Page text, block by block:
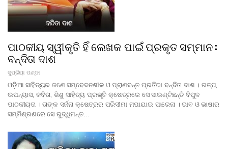
ପାଠକୀୟ ସ୍ୱୀକୃତି ହିଁ ଲେଖକ ପାଇଁ ପ୍ରକୃତ ସମ୍ମାନ :
ବନ୍ଦିତା ଦାଶ
ସୁପ୍ରିୟା ପଣ୍ଡା
ଓଡ଼ିଆ ସାହିତ୍ୟର ଜଣେ ସମ୍ବେଦନଶୀଳ ଓ ପ୍ରାଣବନ୍ତ ପ୍ରତିଭା ବନ୍ଦିତା ଦାଶ । ଗଳ୍ପ,
ଉପନ୍ୟାସ, କବିତା, ଶିଶୁ ସାହିତ୍ୟ ପ୍ରଭୃତି କ୍ଷେତ୍ରରେ ସେ ସାଉଣ୍ଟିଛନ୍ତି ବିପୁଳ
ପାଠକୀୟତା । ତାଙ୍କ ସର୍ଜନା କ୍ଷେତ୍ରର ପରିସୀମା ମପାଯାଇ ପାରେନା । ଭାବ ଓ ଭାଷାର
ସମ୍ମିଶ୍ରଣରେ ସେ ରୁଦ୍ଧିମନ୍ତ…